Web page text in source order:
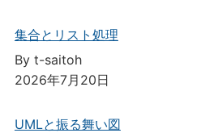
集合とリスト処理
By t-saitoh
2026年7月20日
UMLと振る舞い図